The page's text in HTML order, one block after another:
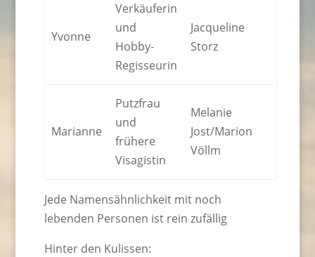
Yvonne
Verkäuferin
und
Hobby-
Regisseurin
Jacqueline
Storz
Marianne
Putzfrau
und
frühere
Visagistin
Melanie
Jost/Marion
Völlm
Jede Namensähnlichkeit mit noch
lebenden Personen ist rein zufällig
Hinter den Kulissen: